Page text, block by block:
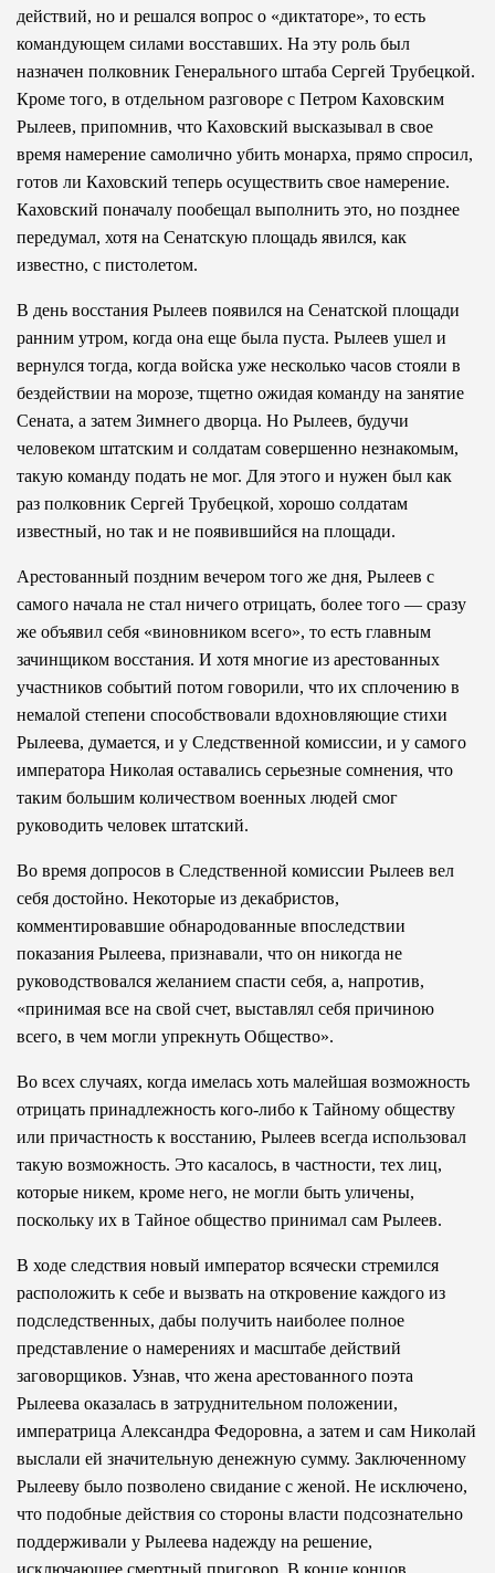
действий, но и решался вопрос о «диктаторе», то есть
командующем силами восставших. На эту роль был
назначен полковник Генерального штаба Сергей Трубецкой.
Кроме того, в отдельном разговоре с Петром Каховским
Рылеев, припомнив, что Каховский высказывал в свое
время намерение самолично убить монарха, прямо спросил,
готов ли Каховский теперь осуществить свое намерение.
Каховский поначалу пообещал выполнить это, но позднее
передумал, хотя на Сенатскую площадь явился, как
известно, с пистолетом.
В день восстания Рылеев появился на Сенатской площади
ранним утром, когда она еще была пуста. Рылеев ушел и
вернулся тогда, когда войска уже несколько часов стояли в
бездействии на морозе, тщетно ожидая команду на занятие
Сената, а затем Зимнего дворца. Но Рылеев, будучи
человеком штатским и солдатам совершенно незнакомым,
такую команду подать не мог. Для этого и нужен был как
раз полковник Сергей Трубецкой, хорошо солдатам
известный, но так и не появившийся на площади.
Арестованный поздним вечером того же дня, Рылеев с
самого начала не стал ничего отрицать, более того — сразу
же объявил себя «виновником всего», то есть главным
зачинщиком восстания. И хотя многие из арестованных
участников событий потом говорили, что их сплочению в
немалой степени способствовали вдохновляющие стихи
Рылеева, думается, и у Следственной комиссии, и у самого
императора Николая оставались серьезные сомнения, что
таким большим количеством военных людей смог
руководить человек штатский.
Во время допросов в Следственной комиссии Рылеев вел
себя достойно. Некоторые из декабристов,
комментировавшие обнародованные впоследствии
показания Рылеева, признавали, что он никогда не
руководствовался желанием спасти себя, а, напротив,
«принимая все на свой счет, выставлял себя причиною
всего, в чем могли упрекнуть Общество».
Во всех случаях, когда имелась хоть малейшая возможность
отрицать принадлежность кого-либо к Тайному обществу
или причастность к восстанию, Рылеев всегда использовал
такую возможность. Это касалось, в частности, тех лиц,
которые никем, кроме него, не могли быть уличены,
поскольку их в Тайное общество принимал сам Рылеев.
В ходе следствия новый император всячески стремился
расположить к себе и вызвать на откровение каждого из
подследственных, дабы получить наиболее полное
представление о намерениях и масштабе действий
заговорщиков. Узнав, что жена арестованного поэта
Рылеева оказалась в затруднительном положении,
императрица Александра Федоровна, а затем и сам Николай
выслали ей значительную денежную сумму. Заключенному
Рылееву было позволено свидание с женой. Не исключено,
что подобные действия со стороны власти подсознательно
поддерживали у Рылеева надежду на решение,